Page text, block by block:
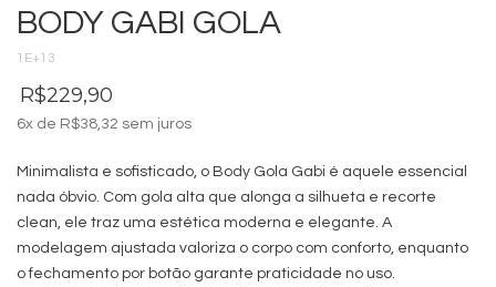
BODY GABI GOLA
1E+13
R$229,90
6x de R$38,32 sem juros
Minimalista e sofisticado, o Body Gola Gabi é aquele essencial
nada óbvio. Com gola alta que alonga a silhueta e recorte
clean, ele traz uma estética moderna e elegante. A
modelagem ajustada valoriza o corpo com conforto, enquanto
o fechamento por botão garante praticidade no uso.